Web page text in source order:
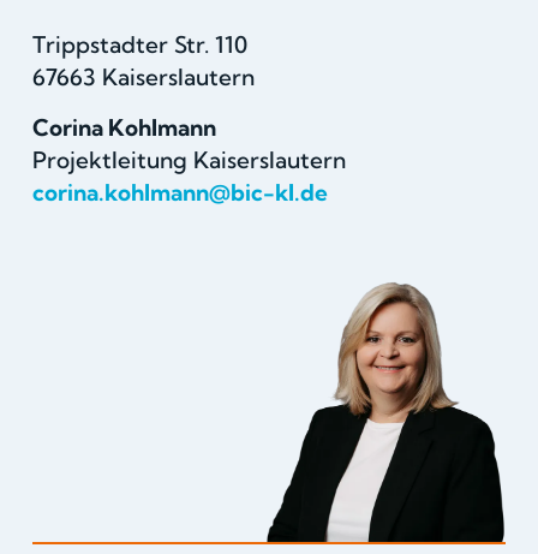
Trippstadter Str. 110
67663 Kaiserslautern
Corina Kohlmann
Projektleitung Kaiserslautern
corina.kohlmann@bic-kl.de